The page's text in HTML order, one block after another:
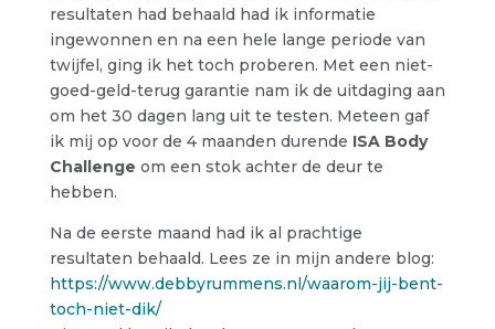
resultaten had behaald had ik informatie
ingewonnen en na een hele lange periode van
twijfel, ging ik het toch proberen. Met een niet-
goed-geld-terug garantie nam ik de uitdaging aan
om het 30 dagen lang uit te testen. Meteen gaf
ik mij op voor de 4 maanden durende ISA Body
Challenge om een stok achter de deur te
hebben.
Na de eerste maand had ik al prachtige
resultaten behaald. Lees ze in mijn andere blog:
https://www.debbyrummens.nl/waarom-jij-bent-
toch-niet-dik/